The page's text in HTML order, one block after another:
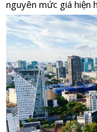
nguyên mức giá hiện